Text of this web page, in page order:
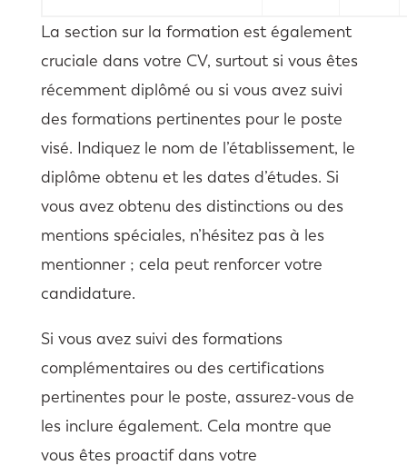
La section sur la formation est également
cruciale dans votre CV, surtout si vous êtes
récemment diplômé ou si vous avez suivi
des formations pertinentes pour le poste
visé. Indiquez le nom de l’établissement, le
diplôme obtenu et les dates d’études. Si
vous avez obtenu des distinctions ou des
mentions spéciales, n’hésitez pas à les
mentionner ; cela peut renforcer votre
candidature.
Si vous avez suivi des formations
complémentaires ou des certifications
pertinentes pour le poste, assurez-vous de
les inclure également. Cela montre que
vous êtes proactif dans votre